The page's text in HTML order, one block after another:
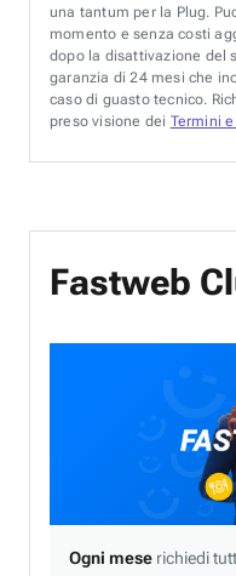
una tantum per la Plug.
momento e senza costi
dopo la disattivazione del
garanzia di 24 mesi che
caso di guasto tecnico.
preso visione dei Termini
Fastweb
Ogni mese richiedi